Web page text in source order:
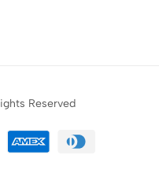
Reserved